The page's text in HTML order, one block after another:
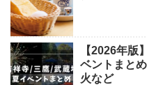
【2026年版
ベントまと
火など